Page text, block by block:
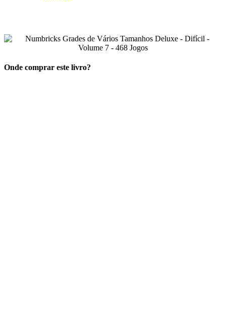
Onde comprar este livro?